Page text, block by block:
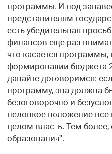
программы. И под
представителям
есть убедительная
финансов еще раз
что касается программы,
формировании бюджета
давайте договоримся:
программу, она должна
безоговорочно и
неловкое положение все
целом власть. Тем более,
образования”.